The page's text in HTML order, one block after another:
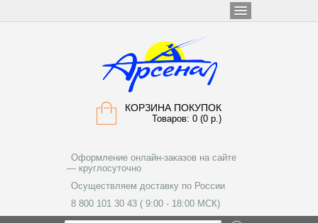
КОРЗИНА ПОКУПОК
Товаров: 0 (0 р.)
Оформление онлайн-заказов на сайте
— круглосуточно
Осуществляем доставку по России
8 800 101 30 43 ( 9:00 - 18:00 МСК)